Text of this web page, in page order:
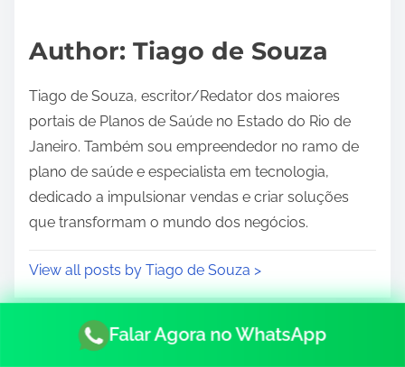
t
i
e
Author: Tiago de Souza
Tiago de Souza, escritor/Redator dos maiores
portais de Planos de Saúde no Estado do Rio de
Janeiro. Também sou empreendedor no ramo de
plano de saúde e especialista em tecnologia,
dedicado a impulsionar vendas e criar soluções
que transformam o mundo dos negócios.
View all posts by Tiago de Souza >
Planos de saúde para
Planos de saúde
Falar Agora no WhatsApp